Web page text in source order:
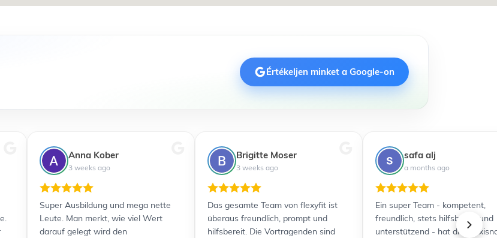
Értékeljen minket a Google-on
Anna Kober
3 weeks ago
Super Ausbildung und mega nette
Leute. Man merkt, wie viel Wert
darauf gelegt wird den
Brigitte Moser
3 weeks ago
Das gesamte Team von flexyfit ist
überaus freundlich, prompt und
hilfsbereit. Die Vortragenden sind
safa alj
a months ago
Ein super Team - kompetent,
freundlich, stets hilfsbereit und
unterstützend - hat die